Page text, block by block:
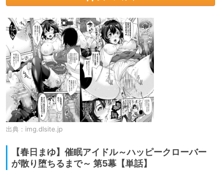
出典： img.dlsite.jp
【春日まゆ】催眠アイドル～ハッピークローバー
が散り堕ちるまで～ 第5幕【単話】